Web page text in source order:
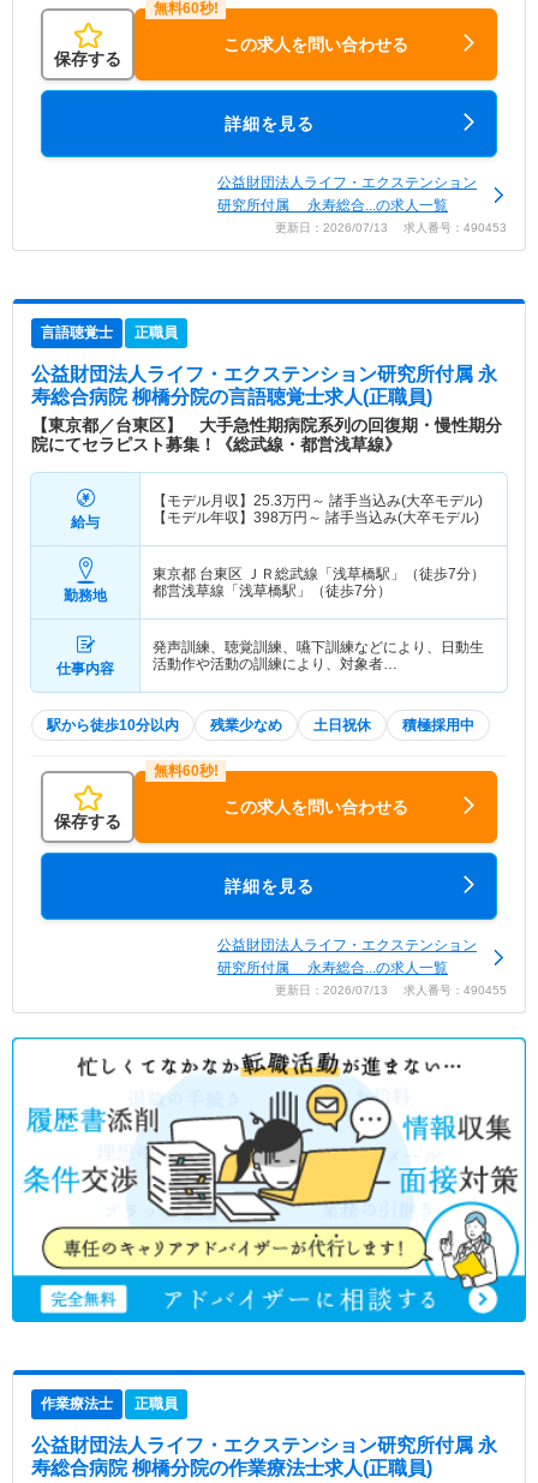
保存する
この求人を問い合わせる
詳細を見る
公益財団法人ライフ・エクステンション
研究所付属 永寿総合...の求人一覧
更新日：2026/07/13 求人番号：490453
言語聴覚士 正職員
公益財団法人ライフ・エクステンション研究所付属 永
寿総合病院 柳橋分院の言語聴覚士求人(正職員)
【東京都／台東区】 大手急性期病院系列の回復期・慢性期分
院にてセラピスト募集！《総武線・都営浅草線》
給与
【モデル月収】 25.3万円～
【モデル年収】 398万円～ 諸手当込み(大卒モデル)
勤務地
東京都 台東区
ＪＲ総武線「浅草橋駅」（徒歩7分）
都営浅草線「浅草橋駅」（徒歩7分）
仕事内容
発声訓練、聴覚訓練、嚥下訓練などにより、日動生
活動作や活動の訓練により、対象者…
駅から徒歩10分以内 残業少なめ 土日祝休 積極採用中
保存する
この求人を問い合わせる
詳細を見る
公益財団法人ライフ・エクステンション
研究所付属 永寿総合...の求人一覧
更新日：2026/07/13 求人番号：490455
作業療法士 正職員
公益財団法人ライフ・エクステンション研究所付属 永
寿総合病院 柳橋分院の作業療法士求人(正職員)